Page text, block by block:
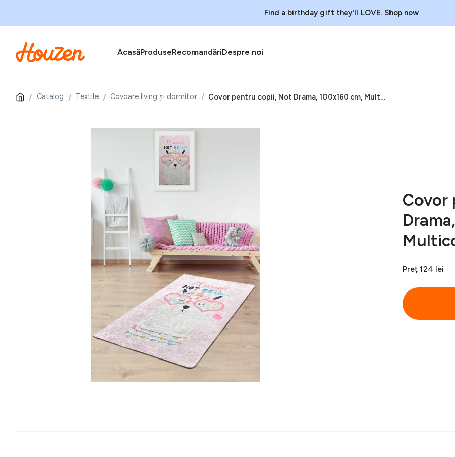
Find a birthday gift they'll LOVE. Shop now
AcasăProduseRecomandăriDespre noi
Catalog Textile Covoare living și dormitor Covor pentru copii, Not Drama, 100x160 cm, Multicolor
Covor
Preț 124 lei